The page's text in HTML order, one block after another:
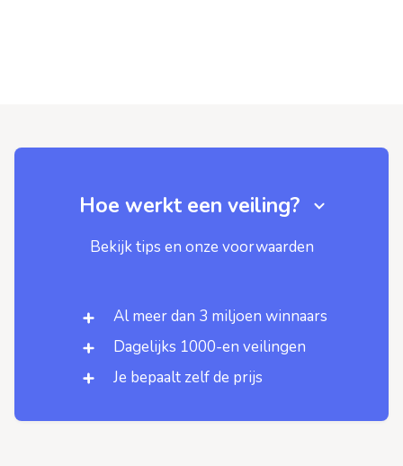
Hoe werkt een veiling?
Bekijk tips en onze voorwaarden
Al meer dan 3 miljoen winnaars
Dagelijks 1000-en veilingen
Je bepaalt zelf de prijs